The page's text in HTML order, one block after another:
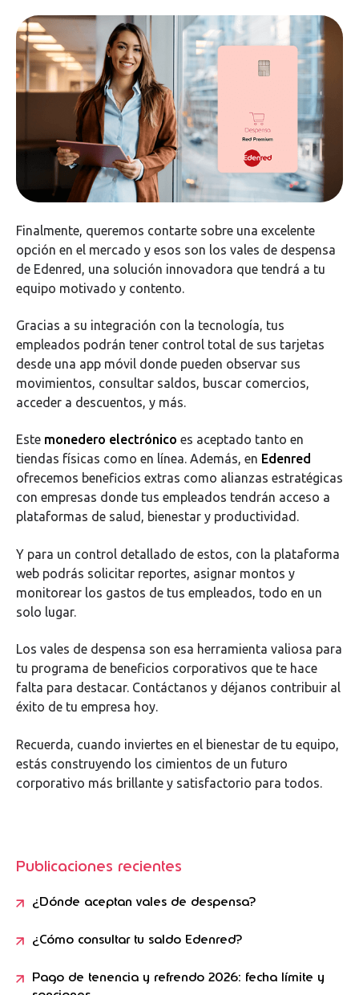
Finalmente, queremos contarte sobre una excelente
opción en el mercado y esos son los vales de despensa
de Edenred, una solución innovadora que tendrá a tu
equipo motivado y contento.
Gracias a su integración con la tecnología, tus
empleados podrán tener control total de sus tarjetas
desde una app móvil donde pueden observar sus
movimientos, consultar saldos, buscar comercios,
acceder a descuentos, y más.
Este monedero electrónico es aceptado tanto en
tiendas físicas como en línea. Además, en Edenred
ofrecemos beneficios extras como alianzas estratégicas
con empresas donde tus empleados tendrán acceso a
plataformas de salud, bienestar y productividad.
Y para un control detallado de estos, con la plataforma
web podrás solicitar reportes, asignar montos y
monitorear los gastos de tus empleados, todo en un
solo lugar.
Los vales de despensa son esa herramienta valiosa para
tu programa de beneficios corporativos que te hace
falta para destacar. Contáctanos y déjanos contribuir al
éxito de tu empresa hoy.
Recuerda, cuando inviertes en el bienestar de tu equipo,
estás construyendo los cimientos de un futuro
corporativo más brillante y satisfactorio para todos.
Publicaciones recientes
¿Dónde aceptan vales de despensa?
¿Cómo consultar tu saldo Edenred?
Pago de tenencia y refrendo 2026: fecha límite y